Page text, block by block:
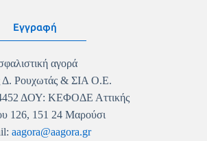
Εγγραφή
αγορά
Δ. Ρουχωτάς & ΣΙΑ Ο.Ε.
ΔΟΥ: ΚΕΦΟΔΕ Αττικής
126, 151 24 Μαρούσι
aagora@aagora.gr